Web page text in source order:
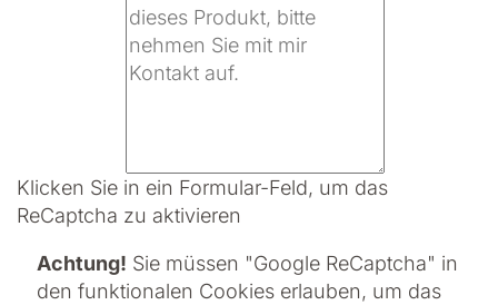
Klicken Sie in ein Formular-Feld, um das
ReCaptcha zu aktivieren
Achtung! Sie müssen "Google ReCaptcha" in
den funktionalen Cookies erlauben, um das